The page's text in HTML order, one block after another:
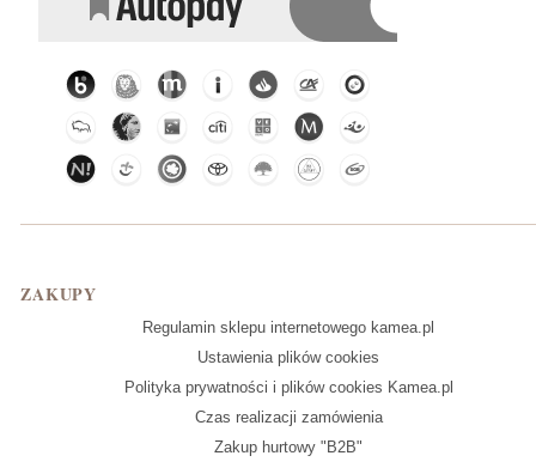
Linki w stopce
ZAKUPY
Regulamin sklepu internetowego kamea.pl
Ustawienia plików cookies
Polityka prywatności i plików cookies Kamea.pl
Czas realizacji zamówienia
Zakup hurtowy "B2B"